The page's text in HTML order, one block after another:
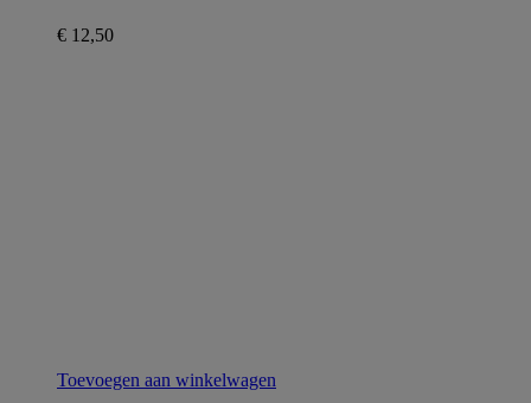
€ 12,50
Toevoegen aan winkelwagen